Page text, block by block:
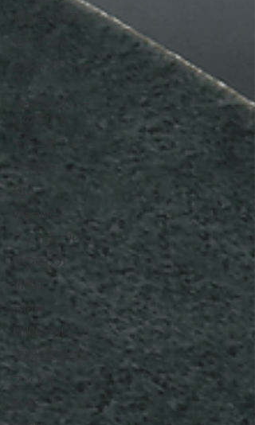
キャニオニング
登山
ソフトボール
靴の選び方
自衛隊
椎間板ヘルニア
変形性膝関節症
フットサル